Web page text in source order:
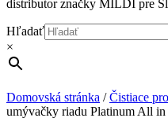
distributor značky MILDI pre
Hľadať
×
Domovská stránka /Čistiace
umývačky riadu Platinum All